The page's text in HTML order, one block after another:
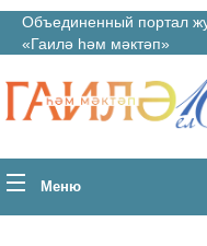
Объединенный портал
«Гаилә һәм мәктәп»
Меню